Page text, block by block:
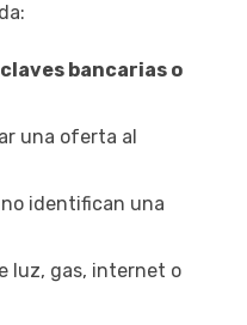
bancarias o
una oferta al
identifican una
luz, gas, internet o